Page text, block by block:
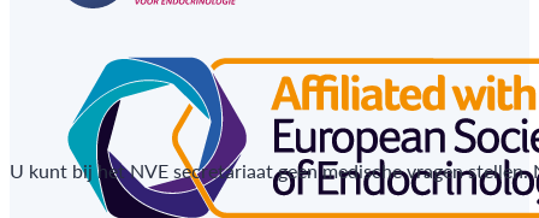
U kunt bij het NVE secretariaat geen medische vragen